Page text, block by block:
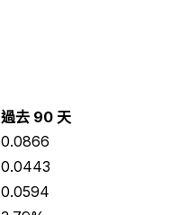
過去 90 天
0.0866
0.0443
0.0594